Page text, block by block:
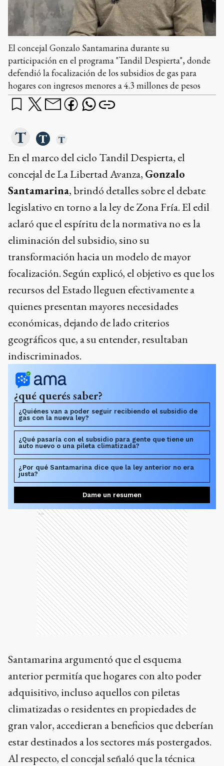
El concejal Gonzalo Santamarina durante su
participación en el programa "Tandil Despierta", donde
defendió la focalización de los subsidios de gas para
hogares con ingresos menores a 4.3 millones de pesos
En el marco del ciclo Tandil Despierta, el
concejal de La Libertad Avanza, Gonzalo
Santamarina, brindó detalles sobre el debate
legislativo en torno a la ley de Zona Fría. El edil
aclaró que el espíritu de la normativa no es la
eliminación del subsidio, sino su
transformación hacia un modelo de mayor
focalización. Según explicó, el objetivo es que los
recursos del Estado lleguen efectivamente a
quienes presentan mayores necesidades
económicas, dejando de lado criterios
geográficos que, a su entender, resultaban
indiscriminados.
¿qué querés saber?
¿Quiénes van a poder seguir recibiendo el subsidio de
gas con la nueva ley?
¿Qué pasaría con el subsidio para gente que tiene un
auto nuevo o una pileta climatizada?
¿Por qué Santamarina dice que la ley anterior no era
justa?
Dame un resumen
Ads
Santamarina argumentó que el esquema
anterior permitía que hogares con alto poder
adquisitivo, incluso aquellos con piletas
climatizadas o residentes en propiedades de
gran valor, accedieran a beneficios que deberían
estar destinados a los sectores más postergados.
Al respecto, el concejal señaló que la técnica